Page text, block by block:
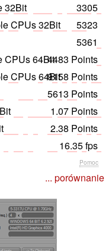
32Bit
3305
CPUs 32Bit
5323
5361
CPUs 64Bit4483 Points
CPUs 64Bit9158 Points
5613 Points
1.07 Points
2.38 Points
16.35 fps
Pomoc
... porównanie